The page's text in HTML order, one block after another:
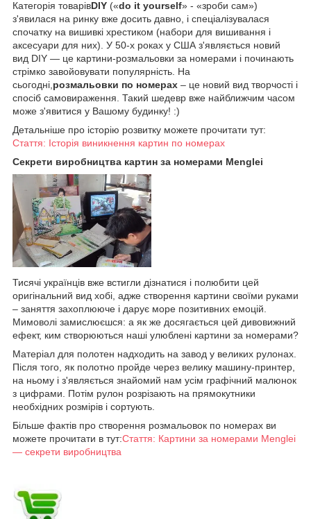
Категорія товарівDIY («do it yourself» - «зроби сам»)
з'явилася на ринку вже досить давно, і спеціалізувалася
спочатку на вишивкі хрестиком (набори для вишивання і
аксесуари для них). У 50-х роках у США з'являється новий
вид DIY — це картини-розмальовки за номерами і починають
стрімко завойовувати популярність. На
сьогодні,розмальовки по номерах – це новий вид творчості і
спосіб самовираження. Такий шедевр вже найближчим часом
може з'явитися у Вашому будинку! :)
Детальніше про історію розвитку можете прочитати тут:
Стаття: Історія виникнення картин по номерах
Секрети виробництва картин за номерами Menglei
Тисячі українців вже встигли дізнатися і полюбити цей
оригінальний вид хобі, адже створення картини своїми руками
– заняття захоплююче і дарує море позитивних емоцій.
Мимоволі замислюєшся: а як же досягається цей дивовижний
ефект, ким створюються наші улюблені картини за номерами?
Матеріал для полотен надходить на завод у великих рулонах.
Після того, як полотно пройде через велику машину-принтер,
на ньому і з'являється знайомий нам усім графічний малюнок
з цифрами. Потім рулон розрізають на прямокутники
необхідних розмірів і сортують.
Більше фактів про створення розмальовок по номерах ви
можете прочитати в тут:Стаття: Картини за номерами Menglei
— секрети виробництва